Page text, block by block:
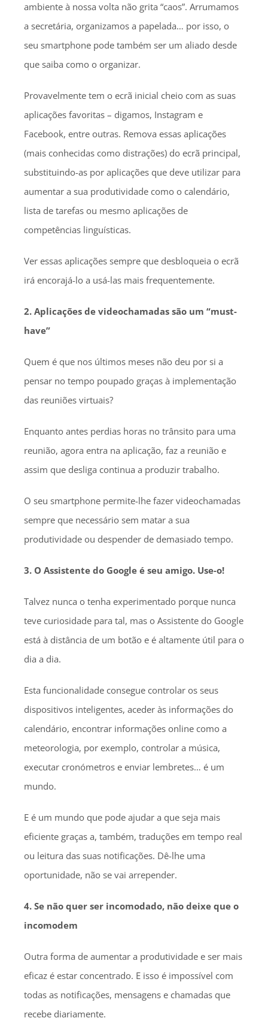
ambiente à nossa volta não grita “caos”. Arrumamos
a secretária, organizamos a papelada… por isso, o
seu smartphone pode também ser um aliado desde
que saiba como o organizar.
Provavelmente tem o ecrã inicial cheio com as suas
aplicações favoritas – digamos, Instagram e
Facebook, entre outras. Remova essas aplicações
(mais conhecidas como distrações) do ecrã principal,
substituindo-as por aplicações que deve utilizar para
aumentar a sua produtividade como o calendário,
lista de tarefas ou mesmo aplicações de
competências linguísticas.
Ver essas aplicações sempre que desbloqueia o ecrã
irá encorajá-lo a usá-las mais frequentemente.
2. Aplicações de videochamadas são um “must-
have”
Quem é que nos últimos meses não deu por si a
pensar no tempo poupado graças à implementação
das reuniões virtuais?
Enquanto antes perdias horas no trânsito para uma
reunião, agora entra na aplicação, faz a reunião e
assim que desliga continua a produzir trabalho.
O seu smartphone permite-lhe fazer videochamadas
sempre que necessário sem matar a sua
produtividade ou despender de demasiado tempo.
3. O Assistente do Google é seu amigo. Use-o!
Talvez nunca o tenha experimentado porque nunca
teve curiosidade para tal, mas o Assistente do Google
está à distância de um botão e é altamente útil para o
dia a dia.
Esta funcionalidade consegue controlar os seus
dispositivos inteligentes, aceder às informações do
calendário, encontrar informações online como a
meteorologia, por exemplo, controlar a música,
executar cronómetros e enviar lembretes… é um
mundo.
E é um mundo que pode ajudar a que seja mais
eficiente graças a, também, traduções em tempo real
ou leitura das suas notificações. Dê-lhe uma
oportunidade, não se vai arrepender.
4. Se não quer ser incomodado, não deixe que o
incomodem
Outra forma de aumentar a produtividade e ser mais
eficaz é estar concentrado. E isso é impossível com
todas as notificações, mensagens e chamadas que
recebe diariamente.